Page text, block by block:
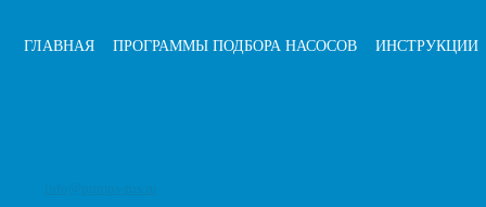
ГЛАВНАЯ ПРОГРАММЫ ПОДБОРА НАСОСОВ ИНСТРУКЦИИ